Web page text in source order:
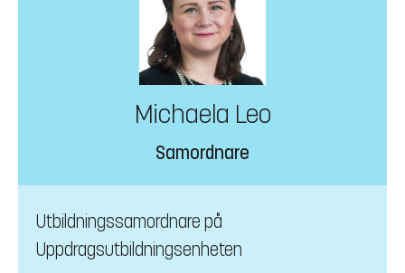
Michaela Leo
Samordnare
Utbildningssamordnare på
Uppdragsutbildningsenheten